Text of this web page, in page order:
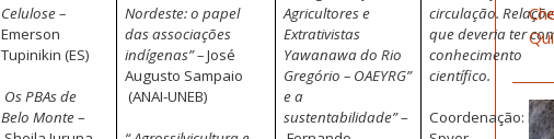
Celulose –
Emerson
Tupinikin (ES)
Os PBAs de
Belo Monte–
Nordeste: o papel
das associações
indígenas” –José
Augusto Sampaio
(ANAI-UNEB)
Agricultores e
Extrativistas
Yawanawa do Rio
Gregório – OAEYRG”
e a
sustentabilidade”–
circulação.
que deveria ter
conhecimento
científico.
Coordenação: